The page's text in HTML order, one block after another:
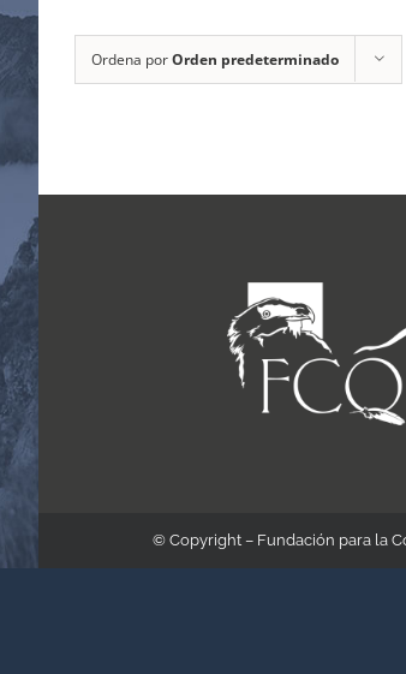
Ordena porOrden predeterminado
© Copyright – Fundación para la